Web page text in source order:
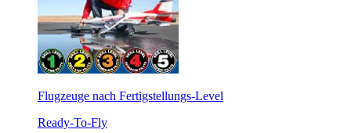
Flugzeuge nach Fertigstellungs-Level
Ready-To-Fly